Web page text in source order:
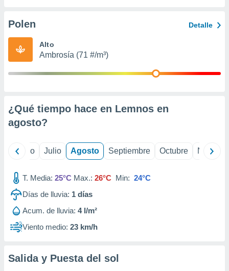
e
mediante
de
1199
Polen Detalle
Alto
Ambrosía (71 #/m³)
¿Qué tiempo hace en Lemnos en
agosto?
Junio Julio Agosto Septiembre Octubre
T. Media: 25°C Max.: 26°C Min: 24°C
Días de lluvia: 1 días
Acum. de lluvia: 4 l/m²
Viento medio: 23 km/h
Salida y Puesta del sol